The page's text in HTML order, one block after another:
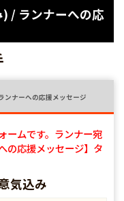
/ ランナーへの応
ンナーへの応援メッセージ
ームです。ランナー宛
の応援メッセージ】タ
気込み